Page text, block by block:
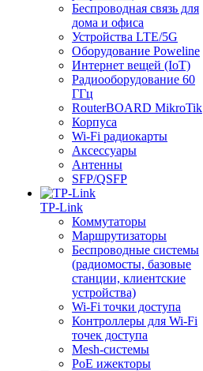
Беспроводная связь для
дома и офиса
Устройства LTE/5G
Оборудование Poweline
Интернет вещей (IoT)
Радиооборудование 60
ГГц
RouterBOARD MikroTik
Корпуса
Wi-Fi радиокарты
Аксессуары
Антенны
SFP/QSFP
TP-Link
Коммутаторы
Маршрутизаторы
Беспроводные системы
(радиомосты, базовые
станции, клиентские
устройства)
Wi-Fi точки доступа
Контроллеры для Wi-Fi
точек доступа
Mesh-системы
PoE ижекторы